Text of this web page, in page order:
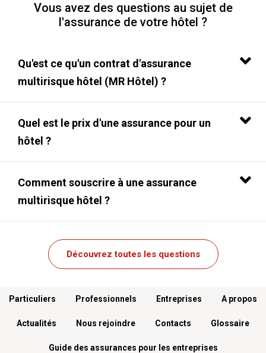
Vous avez des questions au sujet de
l'assurance de votre hôtel ?
Qu'est ce qu'un contrat d'assurance
multirisque hôtel (MR Hôtel) ?
Quel est le prix d'une assurance pour un
hôtel ?
Comment souscrire à une assurance
multirisque hôtel ?
Découvrez toutes les questions
Menu footer
Particuliers Professionnels Entreprises A propos
Actualités Nous rejoindre Contacts Glossaire
Guide des assurances pour les entreprises